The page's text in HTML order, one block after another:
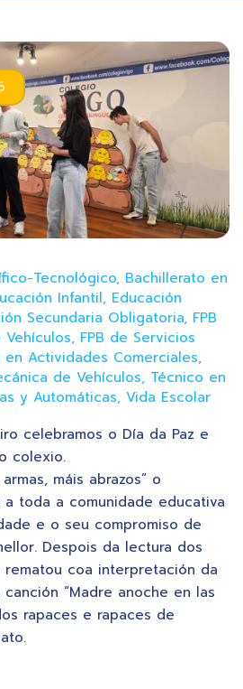
Tecnológico, Bachillerato en
Infantil, Educación
Secundaria Obligatoria, FPB
, FPB de Servicios
en Actividades Comerciales,
de Vehículos, Técnico en
y Automáticas, Vida Escolar
celebramos o Día da Paz e
colexio.
máis abrazos” o
a toda a comunidade educativa
e o seu compromiso de
Despois da lectura dos
coa interpretación da
“Madre anoche en las
rapaces e rapaces de